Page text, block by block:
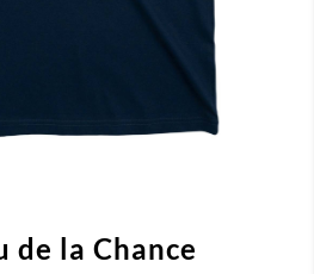
de la Chance